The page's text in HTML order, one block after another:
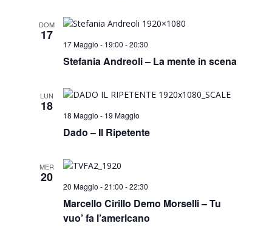
DOM
17
17 Maggio - 19:00 -20:30
Stefania Andreoli – La mente in scena
LUN
18
18 Maggio - 19 Maggio
Dado – Il Ripetente
MER
20
20 Maggio - 21:00 -22:30
Marcello Cirillo Demo Morselli – Tu
vuo’ fa l’americano